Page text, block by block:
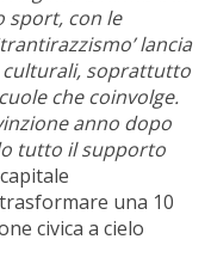
sport, con le
lancia
culturali, soprattutto
che coinvolge.
anno dopo
tutto il supporto
una 10
civica a cielo